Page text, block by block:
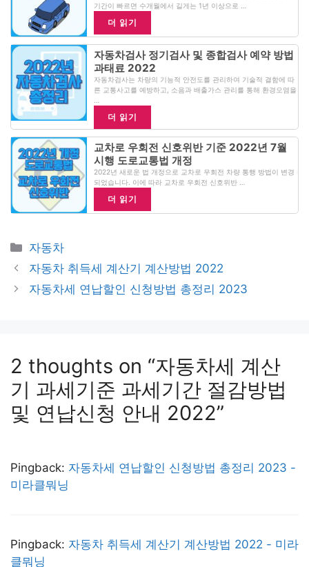
기간이 빠르면 수개월에서 길게는 1년 이상으로 …
더 읽기
자동차검사 정기검사 및 종합검사 예약 방법
과태료 2022
자동차검사는 차량의 기능적 안전도를 관리하여 기술적 결함에 따
른 교통사고를 예방하고, 소음과 배출가스 관리를 통해 환경오염을
더 읽기
교차로 우회전 신호위반 기준 2022년 7월
시행 도로교통법 개정
2022년 새로운 법 개정으로 교차로 우회전 차량 통행 방법이 변경
되었습니다. 이에 따라 교차로 우회전 신호위반 …
더 읽기
Categories
자동차
자동차 취득세 계산기 계산방법 2022
자동차세 연납할인 신청방법 총정리 2023
2 thoughts on “자동차세 계산
기 과세기준 과세기간 절감방법
및 연납신청 안내 2022”
Pingback: 자동차세 연납할인 신청방법 총정리 2023 -
미라클뭐닝
Pingback: 자동차 취득세 계산기 계산방법 2022 - 미라
클뭐닝